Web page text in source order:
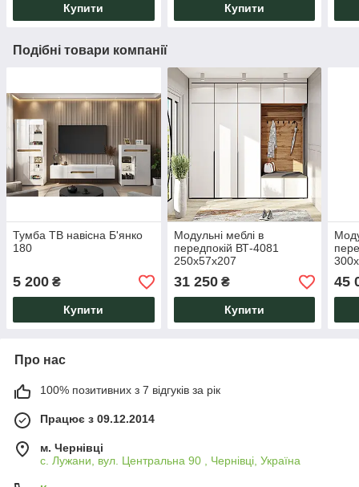
Купити Купити
Подібні товари компанії
Тумба ТВ навісна Б'янко
180
5 200 ₴
Купити
Модульні меблі в
передпокій ВТ-4081
250х57х207
31 250₴
Купити
45
Про нас
100% позитивних з 7 відгуків за рік
Працює з 09.12.2014
м. Чернівці
с. Лужани, вул. Центральна 90 , Чернівці, Україна